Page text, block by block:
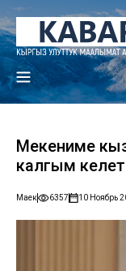
Мекениме
калгым
Маек 6357 10 Ноябрь